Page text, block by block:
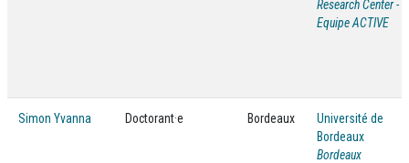
Research Center -
Equipe ACTIVE
Simon Yvanna Doctorant·e Bordeaux
Université de
Bordeaux
Bordeaux